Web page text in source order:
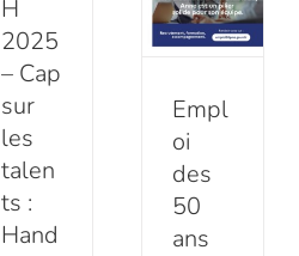
Engagement
«
Actualités
H
2025
– Cap
sur
les
talen
ts :
Hand
valorisation
de
Actualités
Empl
oi
des
50
ans